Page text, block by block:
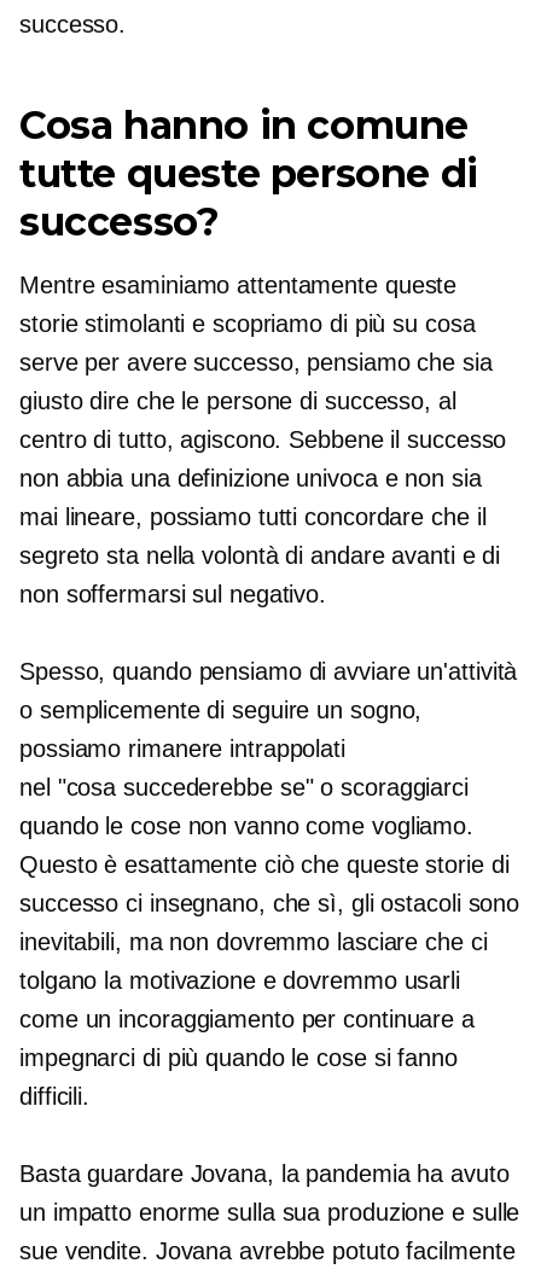
successo.
Cosa hanno in comune
tutte queste persone di
successo?
Mentre esaminiamo attentamente queste
storie stimolanti e scopriamo di più su cosa
serve per avere successo, pensiamo che sia
giusto dire che le persone di successo, al
centro di tutto, agiscono. Sebbene il successo
non abbia una definizione univoca e non sia
mai lineare, possiamo tutti concordare che il
segreto sta nella volontà di andare avanti e di
non soffermarsi sul negativo.
Spesso, quando pensiamo di avviare un'attività
o semplicemente di seguire un sogno,
possiamo rimanere intrappolati
nel "cosa succederebbe se"o scoraggiarci
quando le cose non vanno come vogliamo.
Questo è esattamente ciò che queste storie di
successo ci insegnano, che sì, gli ostacoli sono
inevitabili, ma non dovremmo lasciare che ci
tolgano la motivazione e dovremmo usarli
come un incoraggiamento per continuare a
impegnarci di più quando le cose si fanno
difficili.
Basta guardare Jovana, la pandemia ha avuto
un impatto enorme sulla sua produzione e sulle
sue vendite. Jovana avrebbe potuto facilmente